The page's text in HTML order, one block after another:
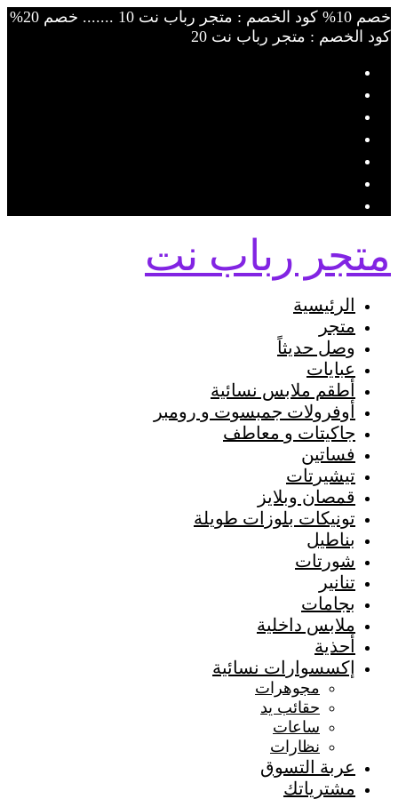
خصم 10% كود الخصم : متجر رباب نت 10 ....... خصم 20%
كود الخصم : متجر رباب نت 20
متجر رباب نت
الرئيسية
متجر
وصل حديثاً
عبايات
أطقم ملابس نسائية
أوفرولات جمبسوت و رومبر
جاكيتات و معاطف
فساتين
تيشيرتات
قمصان وبلايز
تونيكات بلوزات طويلة
بناطيل
شورتات
تنانير
بجامات
ملابس داخلية
أحذية
إكسسوارات نسائية
مجوهرات
حقائب يد
ساعات
نظارات
عربة التسوق
مشترياتك